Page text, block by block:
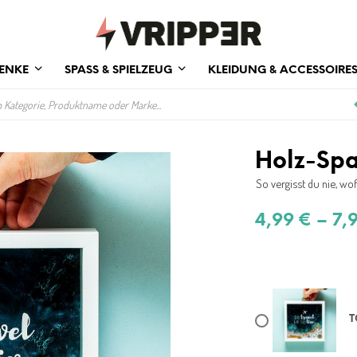
SPASS & SPIELZEUG KLEIDUNG & ACCESSOIRES
Holz-
So vergisst du nie,
4,99€ –